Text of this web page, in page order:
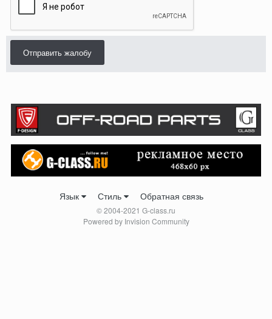
Отправить жалобу
Язык Стиль Обратная связь
© 2004-2021 G-class.ru
Powered by Invision Community